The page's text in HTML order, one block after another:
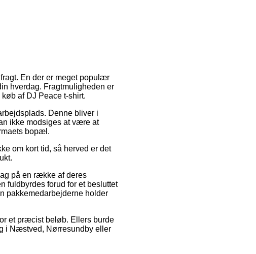
En der er meget populær
hverdag. Fragtmuligheden er
af DJ Peace t-shirt.
Denne bliver i
ikke modsiges at være at
bopæl.
om kort tid, så herved er det
på en række af deres
fuldbyrdes forud for et besluttet
pakkemedarbejderne holder
et præcist beløb. Ellers burde
i Næstved, Nørresundby eller